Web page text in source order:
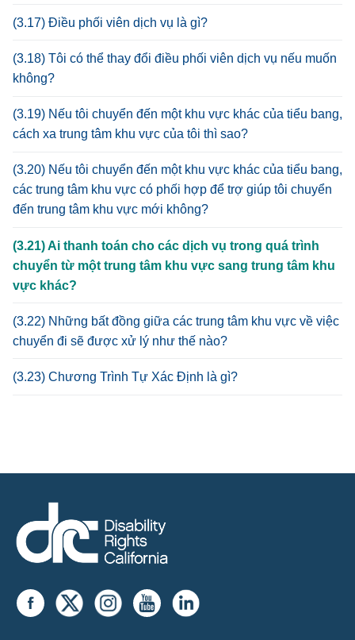
(3.17) Điều phối viên dịch vụ là gì?
(3.18) Tôi có thể thay đổi điều phối viên dịch vụ nếu muốn
không?
(3.19) Nếu tôi chuyển đến một khu vực khác của tiểu bang,
cách xa trung tâm khu vực của tôi thì sao?
(3.20) Nếu tôi chuyển đến một khu vực khác của tiểu bang,
các trung tâm khu vực có phối hợp để trợ giúp tôi chuyển
đến trung tâm khu vực mới không?
(3.21) Ai thanh toán cho các dịch vụ trong quá trình
chuyển từ một trung tâm khu vực sang trung tâm khu
vực khác?
(3.22) Những bất đồng giữa các trung tâm khu vực về việc
chuyển đi sẽ được xử lý như thế nào?
(3.23) Chương Trình Tự Xác Định là gì?